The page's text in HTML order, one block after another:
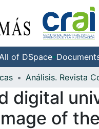
of DSpace
digital
of